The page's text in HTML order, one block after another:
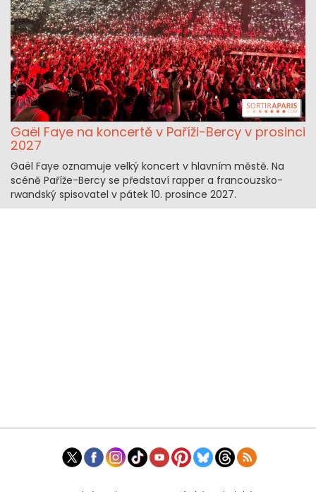
Gaël Faye na koncertě v Paříži-Bercy v prosinci
2027
Gaël Faye oznamuje velký koncert v hlavním městě. Na
scéně Paříže-Bercy se představí rapper a francouzsko-
rwandský spisovatel v pátek 10. prosince 2027.